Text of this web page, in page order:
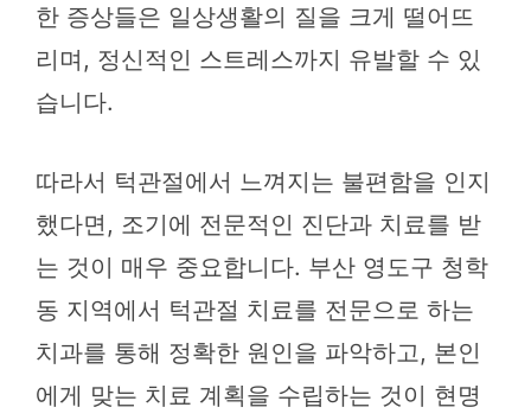
한 증상들은 일상생활의 질을 크게 떨어뜨
리며, 정신적인 스트레스까지 유발할 수 있
습니다.
따라서 턱관절에서 느껴지는 불편함을 인지
했다면, 조기에 전문적인 진단과 치료를 받
는 것이 매우 중요합니다. 부산 영도구 청학
동 지역에서 턱관절 치료를 전문으로 하는
치과를 통해 정확한 원인을 파악하고, 본인
에게 맞는 치료 계획을 수립하는 것이 현명